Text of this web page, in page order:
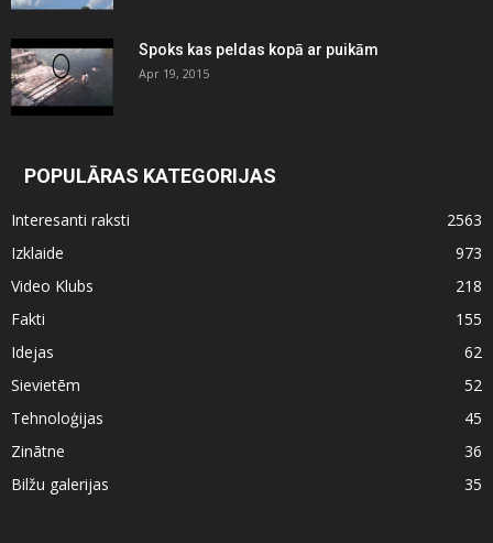
Spoks kas peldas kopā ar puikām
Apr 19, 2015
POPULĀRAS KATEGORIJAS
Interesanti raksti
2563
Izklaide
973
Video Klubs
218
Fakti
155
Idejas
62
Sievietēm
52
Tehnoloģijas
45
Zinātne
36
Bilžu galerijas
35